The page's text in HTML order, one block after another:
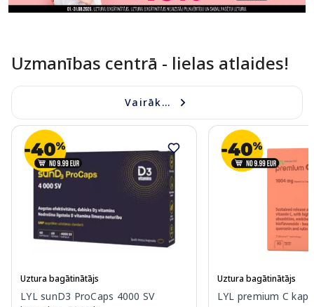
Uzmanības centrā - lielas atlaides!
Vairāk...
Uztura bagātinātājs
LYL sunD3 ProCaps 4000 SV
Uztura bagātinātājs
LYL premium C